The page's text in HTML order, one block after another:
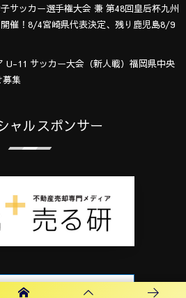
サッカー選手権大会 兼 第48回皇后杯九州
催！8/4宮崎県代表決定、残り鹿児島8/9
U-11 サッカー大会（新人戦）福岡県中央
集
ャルスポンサー